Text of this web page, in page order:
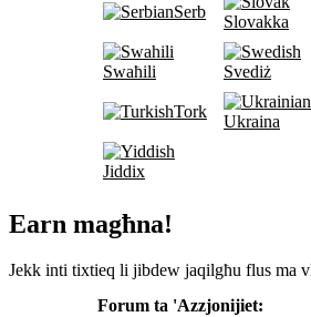
Serb
Slovakka
Swaħili Svediż
Tork
Ukraina
Jiddix
Earn magħna!
Jekk inti tixtieq li jibdew jaqilgħu flus ma
Forum ta 'Azzjonijiet: